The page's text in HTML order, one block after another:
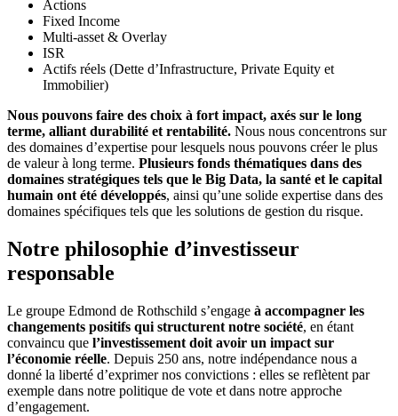
Actions
Fixed Income
Multi-asset & Overlay
ISR
Actifs réels (Dette d’Infrastructure, Private Equity et
Immobilier)
Nous pouvons faire des choix à fort impact, axés sur le long
terme, alliant durabilité et rentabilité. Nous nous concentrons sur
des domaines d’expertise pour lesquels nous pouvons créer le plus
de valeur à long terme. Plusieurs fonds thématiques dans des
domaines stratégiques tels que le Big Data, la santé et le capital
humain ont été développés, ainsi qu’une solide expertise dans des
domaines spécifiques tels que les solutions de gestion du risque.
Notre philosophie d’investisseur
responsable
Le groupe Edmond de Rothschild s’engage à accompagner les
changements positifs qui structurent notre société, en étant
convaincu que l’investissement doit avoir un impact sur
l’économie réelle. Depuis 250 ans, notre indépendance nous a
donné la liberté d’exprimer nos convictions : elles se reflètent par
exemple dans notre politique de vote et dans notre approche
d’engagement.